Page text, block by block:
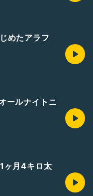
めたアラフ
ールナイトニ
ヶ月4キロ太